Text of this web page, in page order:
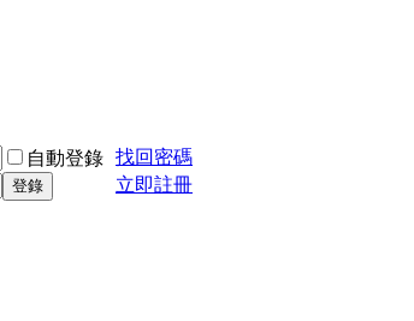
自動登錄 找回密碼
登錄 立即註冊